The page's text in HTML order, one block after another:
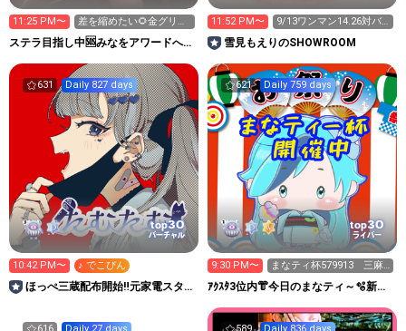
11:25 PM〜
差を縮めたい🌻金グリ🌟
新ギフト🎁集めてます🌻
ステラ目指し中🆘みなをアワードへ連
11:52 PM〜
9/13ワンマン14.26対バ
ン!25自主いべ
雪見もえりのSHOWROOM
631 Daily 827 days
top30
バーチャル
10:42 PM〜 ♪ でこぴん
ほっぺ三蔵配布開始‼️元家電スタッ
621 Daily 759 days
top30
ライバー
9:30 PM〜
まなティ杯579913 三麻
東風 参加自由
ｱｸｽﾀ3位内👘今日のまなティ～🫧新ア